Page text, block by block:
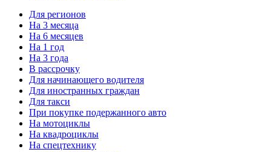
Для регионов
На 3 месяца
На 6 месяцев
На 1 год
На 3 года
В рассрочку
Для начинающего водителя
Для иностранных граждан
Для такси
При покупке подержанного авто
На мотоциклы
На квадроциклы
На спецтехнику